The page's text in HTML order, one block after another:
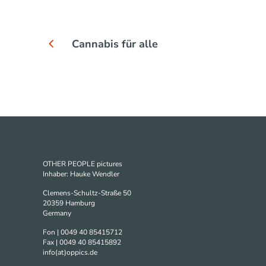
Cannabis für alle
OTHER PEOPLE pictures
Inhaber: Hauke Wendler
Clemens-Schultz-Straße 50
20359 Hamburg
Germany
Fon | 0049 40 85415712
Fax | 0049 40 85415892
info(at)oppics.de